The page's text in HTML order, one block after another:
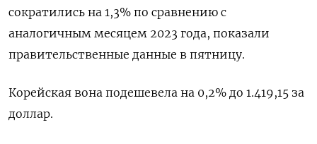
сократились на 1,3% по сравнению с
аналогичным месяцем 2023 года, показали
правительственные данные в пятницу.
Корейская вона подешевела на 0,2% до 1.419,15 за
доллар.